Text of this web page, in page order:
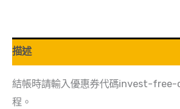
描述
結帳時請輸入優惠券代碼invest-free-
程。